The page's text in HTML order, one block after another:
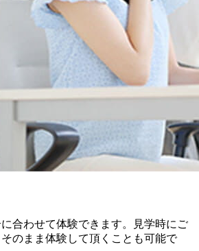
合わせて体験できます。見学時にご
のまま体験して頂くことも可能で